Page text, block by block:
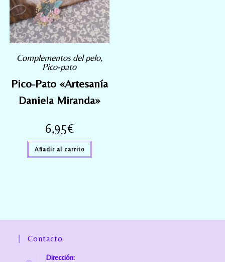
Complementos del pelo,
Pico-pato
Pico-Pato «Artesanía
Daniela Miranda»
6,95€
Añadir al carrito
Contacto
Dirección: